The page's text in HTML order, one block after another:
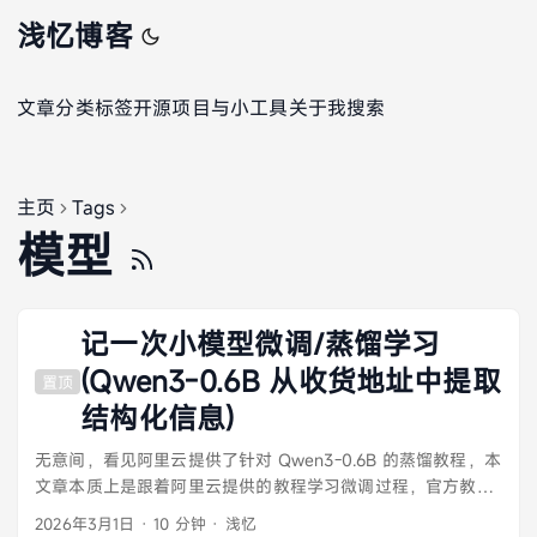
浅忆博客
文章分类标签开源项目与小工具关于我搜索
主页 Tags
模型
置顶
记一次小模型微调/蒸馏学习
(Qwen3-0.6B 从收货地址中提取
结构化信息)
无意间，看见阿里云提供了针对 Qwen3-0.6B 的蒸馏教程，本
文章本质上是跟着阿里云提供的教程学习微调过程，官方教程
地址。 借用下阿里云教程的介绍： 大参数模型效果好，但成
2026年3月1日 ·10 分钟 · 浅忆